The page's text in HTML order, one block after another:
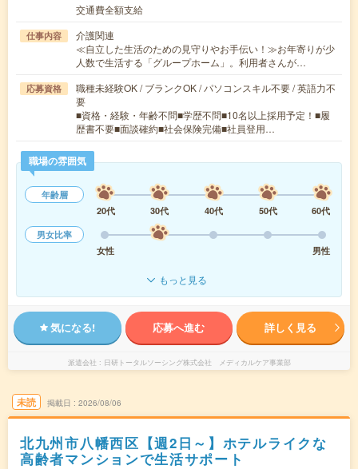
交通費全額支給
仕事内容
介護関連
≪自立した生活のための見守りやお手伝い！≫お年寄りが少
人数で生活する「グループホーム」。利用者さんが…
応募資格
職種未経験OK / ブランクOK / パソコンスキル不要 / 英語力不
要
■資格・経験・年齢不問■学歴不問■10名以上採用予定！■履
歴書不要■面談確約■社会保険完備■社員登用…
職場の雰囲気
年齢層
20代
30代 40代 50代
60代
男女比率
女性
男性
もっと見る
気になる! 応募へ進む 詳しく見る
派遣会社 日研トータルソーシング株式会社 メディカルケア事業部
未読 掲載日 2026/08/06
北九州市八幡西区【週2日～】ホテルライクな
高齢者マンションで生活サポート